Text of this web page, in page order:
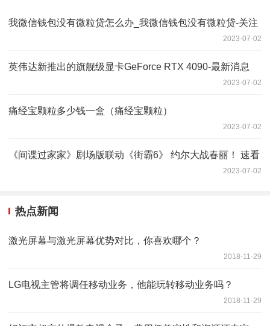
我微信钱包没有微粒贷怎么办_我微信钱包没有微粒贷-关注
2023-07-02
英伟达新推出的旗舰级显卡GeForce RTX 4090-最新消息
2023-07-02
痛经宝颗粒多少钱一盒（痛经宝颗粒）
2023-07-02
《间谍过家家》剧场版联动《街霸6》 约尔大战春丽！ 速看
2023-07-02
热点新闻
激光屏幕与激光屏幕优势对比，你喜欢哪个？
2018-11-29
LG电视主管将调任移动业务，他能玩转移动业务吗？
2018-11-29